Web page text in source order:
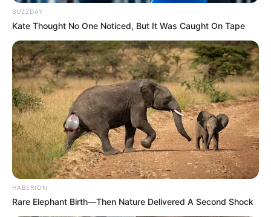
BUZZDAY
Kate Thought No One Noticed, But It Was Caught On Tape
HABERION
Rare Elephant Birth—Then Nature Delivered A Second Shock